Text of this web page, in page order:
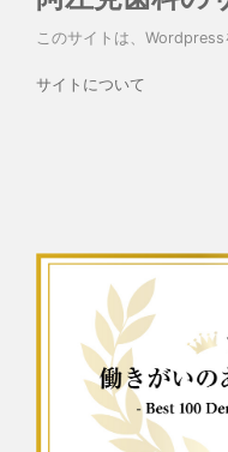
このサイトは、Wordpress
サイトについて